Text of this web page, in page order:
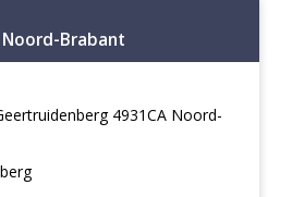
Brabant
4931CA Noord-